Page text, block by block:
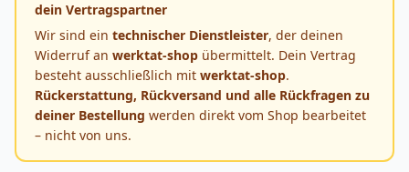
dein Vertragspartner
Wir sind ein technischer Dienstleister, der deinen
Widerruf an werktat-shop übermittelt. Dein Vertrag
besteht ausschließlich mit werktat-shop.
Rückerstattung, Rückversand und alle Rückfragen zu
deiner Bestellung werden direkt vom Shop bearbeitet
– nicht von uns.